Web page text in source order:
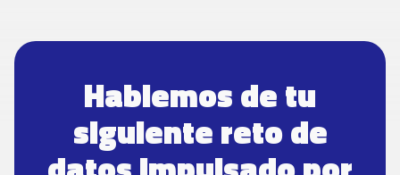
Hablemos de tu
siguiente reto de